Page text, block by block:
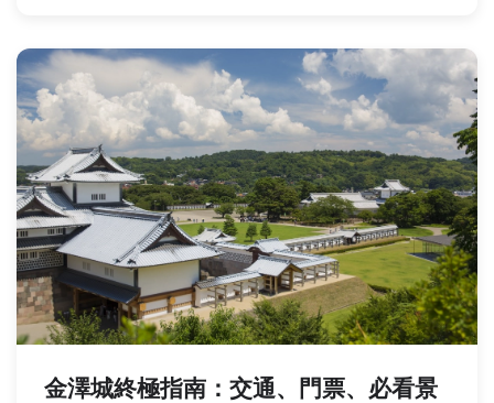
金澤城終極指南：交通、門票、必看景